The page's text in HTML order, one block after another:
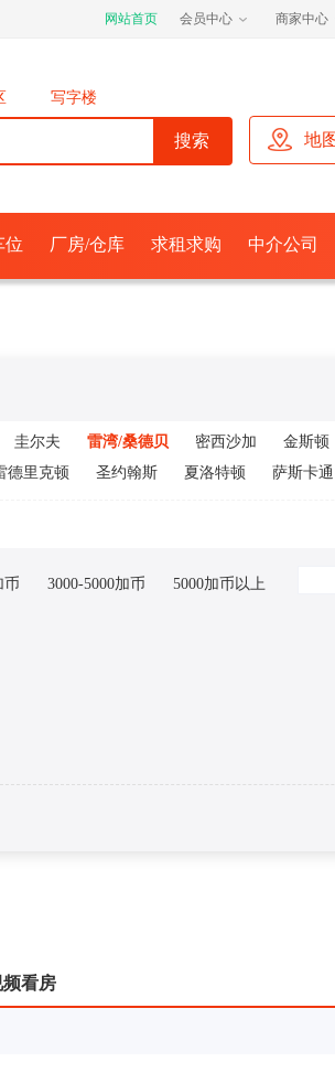
网站首页 会员中心 商家中心
写字楼
地
位 厂房/仓库 求租求购 中介公司
圭尔夫 雷湾/桑德贝 密西沙加 金斯顿
德里克顿 圣约翰斯 夏洛特顿 萨斯卡通
币 3000-5000加币 5000加币以上
频看房